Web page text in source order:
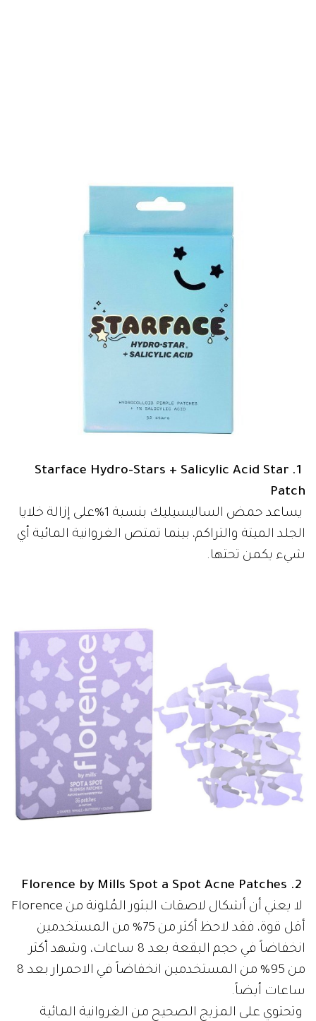
Starface Hydro-Stars + Salicylic Acid Star
Patch
يساعد حمض الساليسيليك بنسبة 1%على إزالة خلايا
الجلد الميتة والتراكم، بينما تمتص الغروانية المائية أي
شيء يكمن تحتها.
لا يعني أن أشكال لاصقات البثور المُلونة من Florence
أقل قوة، فقد لاحظ أكثر من 75% من المستخدمين
انخفاضاً في حجم البقعة بعد 8 ساعات، وشهد أكثر
من 95% من المستخدمين انخفاضاً في الاحمرار بعد 8
ساعات أيضاً.
وتحتوي على المزيج الصحيح من الغروانية المائية